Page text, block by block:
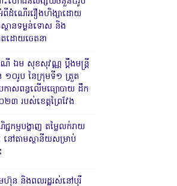
ពីដំណើររឿងហិង្សាដោយ
ស្ថានទម្ងន់ទោស និង
តដោយចេតនា
ឯម សុខសុវណ្ណ ប្ដឹងមន្ត្រី
១០រូប នៃក្រុមទី១ ត្រួត
រកាសពន្ធលើមធ្យោបាយ ដឹក
២៣ របស់ខេត្តព្រៃវែង
កម្មបង្ហាញ តម្លៃលក់រាយ
នៅតាមស្ថានីយសម្រាប់
ន និងពលរដ្ឋរស់នៅបុរី